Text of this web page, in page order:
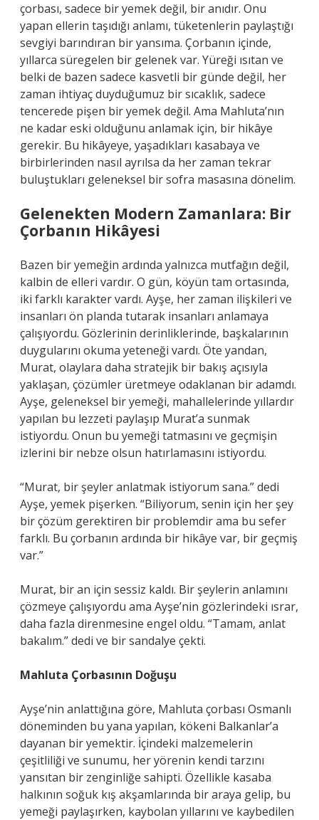
çorbası, sadece bir yemek değil, bir anıdır. Onu
yapan ellerin taşıdığı anlamı, tüketenlerin paylaştığı
sevgiyi barındıran bir yansıma. Çorbanın içinde,
yıllarca süregelen bir gelenek var. Yüreği ısıtan ve
belki de bazen sadece kasvetli bir günde değil, her
zaman ihtiyaç duyduğumuz bir sıcaklık, sadece
tencerede pişen bir yemek değil. Ama Mahluta’nın
ne kadar eski olduğunu anlamak için, bir hikâye
gerekir. Bu hikâyeye, yaşadıkları kasabaya ve
birbirlerinden nasıl ayrılsa da her zaman tekrar
buluştukları geleneksel bir sofra masasına dönelim.
Gelenekten Modern Zamanlara: Bir
Çorbanın Hikâyesi
Bazen bir yemeğin ardında yalnızca mutfağın değil,
kalbin de elleri vardır. O gün, köyün tam ortasında,
iki farklı karakter vardı. Ayşe, her zaman ilişkileri ve
insanları ön planda tutarak insanları anlamaya
çalışıyordu. Gözlerinin derinliklerinde, başkalarının
duygularını okuma yeteneği vardı. Öte yandan,
Murat, olaylara daha stratejik bir bakış açısıyla
yaklaşan, çözümler üretmeye odaklanan bir adamdı.
Ayşe, geleneksel bir yemeği, mahallelerinde yıllardır
yapılan bu lezzeti paylaşıp Murat’a sunmak
istiyordu. Onun bu yemeği tatmasını ve geçmişin
izlerini bir nebze olsun hatırlamasını istiyordu.
“Murat, bir şeyler anlatmak istiyorum sana.” dedi
Ayşe, yemek pişerken. “Biliyorum, senin için her şey
bir çözüm gerektiren bir problemdir ama bu sefer
farklı. Bu çorbanın ardında bir hikâye var, bir geçmiş
var.”
Murat, bir an için sessiz kaldı. Bir şeylerin anlamını
çözmeye çalışıyordu ama Ayşe’nin gözlerindeki ısrar,
daha fazla direnmesine engel oldu. “Tamam, anlat
bakalım.” dedi ve bir sandalye çekti.
Mahluta Çorbasının Doğuşu
Ayşe’nin anlattığına göre, Mahluta çorbası Osmanlı
döneminden bu yana yapılan, kökeni Balkanlar’a
dayanan bir yemektir. İçindeki malzemelerin
çeşitliliği ve sunumu, her yörenin kendi tarzını
yansıtan bir zenginliğe sahipti. Özellikle kasaba
halkının soğuk kış akşamlarında bir araya gelip, bu
yemeği paylaşırken, kaybolan yıllarını ve kaybedilen